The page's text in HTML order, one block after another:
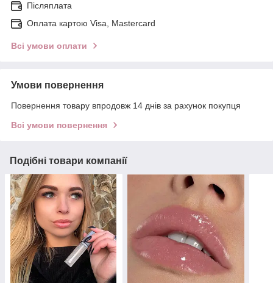
Післяплата
Оплата картою Visa, Mastercard
Всі умови оплати
Умови повернення
Повернення товару впродовж 14 днів за рахунок покупця
Всі умови повернення
Подібні товари компанії